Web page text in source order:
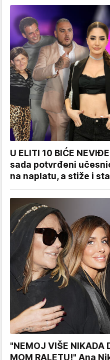
U ELITI 10 BIĆE
sada potvrđeni
na naplatu, a stiže i
"NEMOJ VIŠE NIKADA
MOM RALETU!" Ana